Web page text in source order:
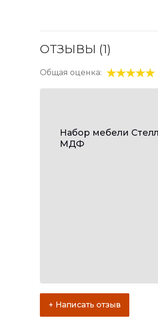
ОТЗЫВЫ (1)
Общая оценка:
Набор мебели
МДФ
+ Написать отзыв